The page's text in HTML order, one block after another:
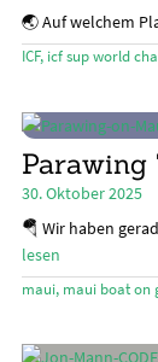
🌏 Auf welchem
ICF, icf sup world
Parawing
30. Oktober 2025
🪂 Wir haben
lesen
maui, maui boat on